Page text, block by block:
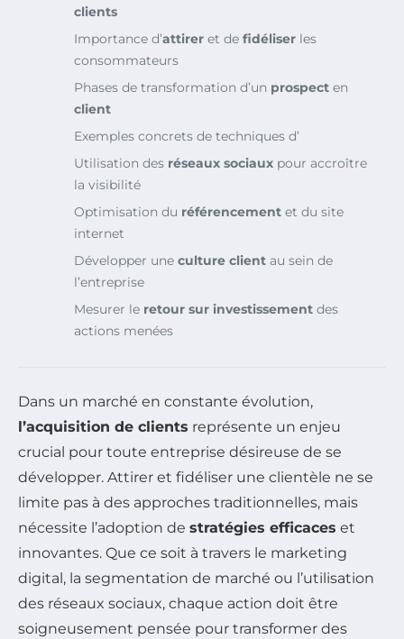
clients
Importance d’attirer et de fidéliser les
consommateurs
Phases de transformation d’un prospect en
client
Exemples concrets de techniques d’
Utilisation des réseaux sociaux pour accroître
la visibilité
Optimisation du référencement et du site
internet
Développer une culture client au sein de
l’entreprise
Mesurer le retour sur investissement des
actions menées
Dans un marché en constante évolution,
l’acquisition de clients représente un enjeu
crucial pour toute entreprise désireuse de se
développer. Attirer et fidéliser une clientèle ne se
limite pas à des approches traditionnelles, mais
nécessite l’adoption de stratégies efficaces et
innovantes. Que ce soit à travers le marketing
digital, la segmentation de marché ou l’utilisation
des réseaux sociaux, chaque action doit être
soigneusement pensée pour transformer des